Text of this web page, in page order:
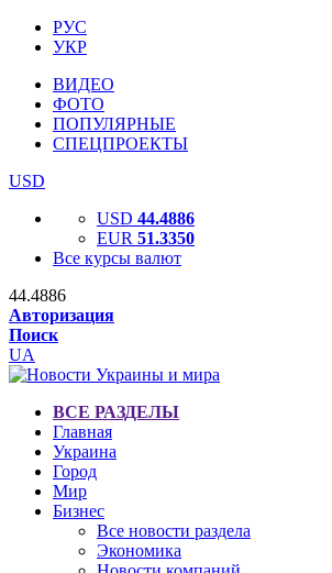
РУС
УКР
ВИДЕО
ФОТО
ПОПУЛЯРНЫЕ
СПЕЦПРОЕКТЫ
USD
USD 44.4886
EUR 51.3350
Все курсы валют
44.4886
Авторизация
Поиск
UA
ВСЕ РАЗДЕЛЫ
Главная
Украина
Город
Мир
Бизнес
Все новости раздела
Экономика